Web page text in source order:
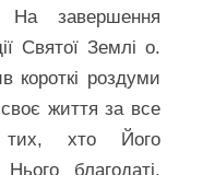
На завершення
Святої Землі о.
короткі роздуми
життя за все
хто Його
благодаті,